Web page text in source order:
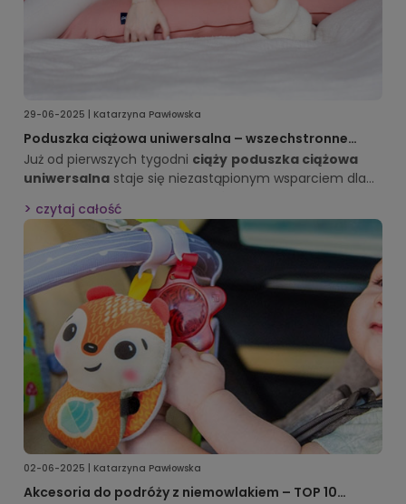
29-06-2025 | Katarzyna Pawłowska
Poduszka ciążowa uniwersalna – wszechstronne
wsparcie dla mamy i dziecka
Już od pierwszych tygodni ciąży poduszka ciążowa
uniwersalna staje się niezastąpionym wsparciem dla
kształtdopasowuje się do rosnącego brzuszka,
separuje nogi i stabilizuje biodra, dzięki czemu zmniejsza
napięcie mięśni i odciąża kręgosłup.
Poduszka ciążowa
uniwersalnapozwala znaleźć wygodną pozycję do snu i
relaksu, co poprawia samopoczucie na każdym etapie
ciąży.
czytaj całość
02-06-2025 | Katarzyna Pawłowska
Akcesoria do podróży z niemowlakiem – TOP 10